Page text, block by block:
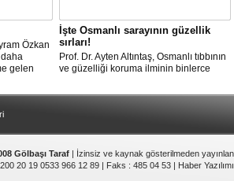
Özkan
gelen
İşte Osmanlı sarayının güzellik
sırları!
Prof. Dr. Ayten Altıntaş, Osmanlı tıbbının
ve güzelliği koruma ilminin binlerce
birikimi kullanılarak oluştuğunu
Gölbaşı Taraf | İzinsiz ve kaynak gösterilmeden
20 19 0533 966 12 89 | Faks : 485 04 53 | Haber Yazılımı